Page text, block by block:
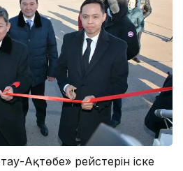
Ақтөбе» рейстерін іске